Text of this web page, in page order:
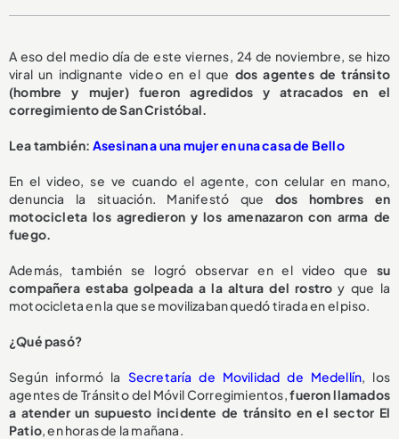
A eso del medio día de este viernes, 24 de noviembre, se hizo
viral un indignante video en el que dos agentes de tránsito
(hombre y mujer) fueron agredidos y atracados en el
corregimiento de San Cristóbal.
Lea también: Asesinan a una mujer en una casa de Bello
En el video, se ve cuando el agente, con celular en mano,
denuncia la situación. Manifestó que dos hombres en
motocicleta los agredieron y los amenazaron con arma de
fuego.
Además, también se logró observar en el video que su
compañera estaba golpeada a la altura del rostro y que la
motocicleta en la que se movilizaban quedó tirada en el piso.
¿Qué pasó?
Según informó la Secretaría de Movilidad de Medellín, los
agentes de Tránsito del Móvil Corregimientos,fueron llamados
a atender un supuesto incidente de tránsito en el sector El
Patio, en horas de la mañana.